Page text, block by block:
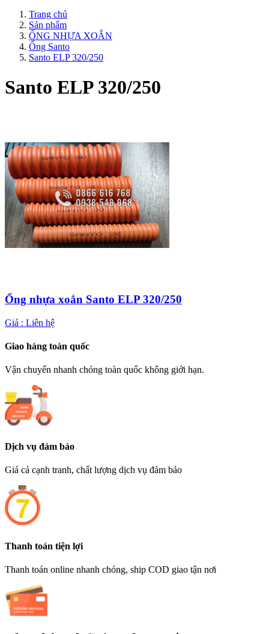
Trang chủ
Sản phẩm
ỐNG NHỰA XOẮN
Ống Santo
Santo ELP 320/250
Santo ELP 320/250
Ống nhựa xoắn Santo ELP 320/250
Giá : Liên hệ
Giao hàng toàn quốc
Vận chuyển nhanh chóng toàn quốc không giới hạn.
Dịch vụ đảm bảo
Giá cả cạnh tranh, chất lượng dịch vụ đảm bảo
Thanh toán tiện lợi
Thanh toán online nhanh chóng, ship COD giao tận nơi